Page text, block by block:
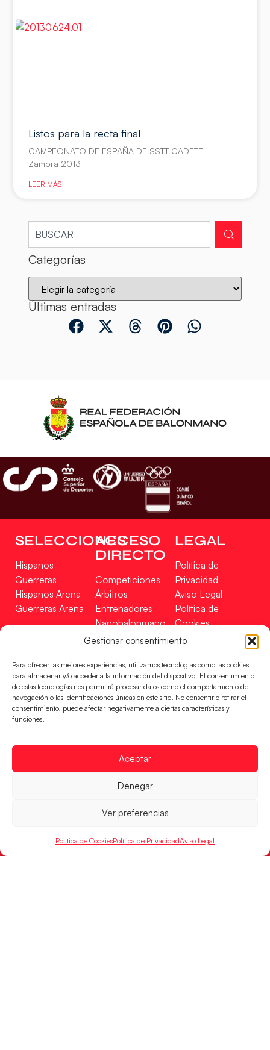
Gestionar consentimiento
Para ofrecer las mejores experiencias, utilizamos tecnologías como las cookies
para almacenar y/o acceder a la información del dispositivo. El consentimiento
de estas tecnologías nos permitirá procesar datos como el comportamiento de
navegación o las identificaciones únicas en este sitio. No consentir o retirar el
consentimiento, puede afectar negativamente a ciertas características y
funciones.
Aceptar
Denegar
Ver preferencias
Política de CookiesPolítica de PrivacidadAviso Legal
Listos para la recta final
CAMPEONATO DE ESPAÑA DE SSTT CADETE –
Zamora 2013
LEER MÁS
Categorías
Últimas entradas
SELECCIONES
Hispanos
Guerreras
Hispanos Arena
Guerreras Arena
ACCESO
DIRECTO
Competiciones
Árbitros
Entrenadores
Nanobalonmano
Tienda
LEGAL
Política de
Privacidad
Aviso Legal
Política de
Cookies
Mapa Web
Incidencias
CONTACTO
EN
FINANCIADO
RFEBM © 2024. Todos los derechos reservados –
Desarrollado por